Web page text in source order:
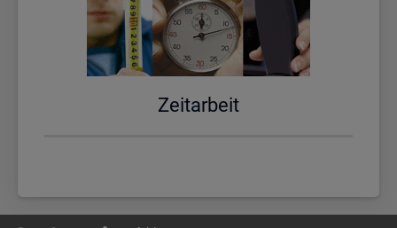
Zeit­ar­beit